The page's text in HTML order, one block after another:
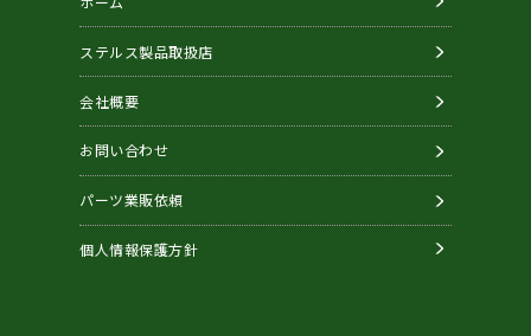
ステルス製品取扱店
会社概要
お問い合わせ
パーツ業販依頼
個人情報保護方針